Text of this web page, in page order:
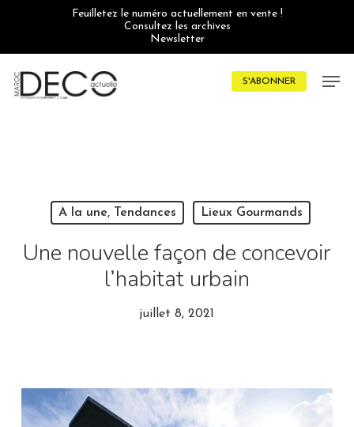
Feuilletez le numéro actuellement en vente !
Consultez les archives
Newsletter
S'ABONNER
A la une, Tendances Lieux Gourmands
Une nouvelle façon de concevoir
l’habitat urbain
juillet 8, 2021